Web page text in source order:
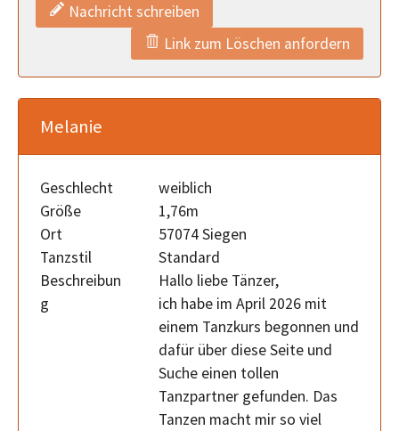
Nachricht schreiben
Link zum Löschen anfordern
Melanie
Geschlecht
weiblich
Größe
1,76m
Ort
57074 Siegen
Tanzstil
Standard
Beschreibun
g
Hallo liebe Tänzer,
ich habe im April 2026 mit
einem Tanzkurs begonnen und
dafür über diese Seite und
Suche einen tollen
Tanzpartner gefunden. Das
Tanzen macht mir so viel